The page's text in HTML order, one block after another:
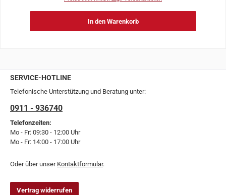
In den Warenkorb
SERVICE-HOTLINE
Telefonische Unterstützung und Beratung unter:
0911 - 936740
Telefonzeiten:
Mo - Fr: 09:30 - 12:00 Uhr
Mo - Fr: 14:00 - 17:00 Uhr
Oder über unser Kontaktformular.
Vertrag widerrufen